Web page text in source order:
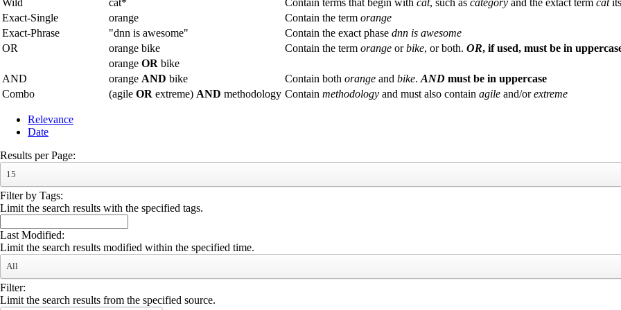
Wild
cat* Contain terms that begin with cat, such as category and the extact term cat
Exact-Single
orange Contain the term orange
Exact-Phrase
"dnn is awesome" Contain the exact phase dnn is awesome
OR
orange bike Contain the term orange orbike, or both. OR, if used, must be in
orange OR bike
AND
orange AND bike Contain both orange and bike. AND must be in uppercase
Combo
(agile OR extreme) AND methodology Contain methodology and must also contain agile and/orextreme
Relevance
Date
Results per Page:
15
Filter by Tags:
Limit the search results with the specified tags.
Last Modified:
Limit the search results modified within the specified time.
All
Filter:
Limit the search results from the specified source.